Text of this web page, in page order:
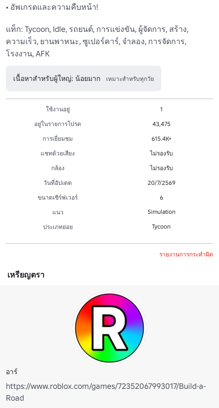
• อัพเกรดและความคืบหน้า!
แท็ก: Tycoon, Idle, รถยนต์, การแข่งขัน, ผู้จัดการ, สร้าง,
ความเร็ว, ยานพาหนะ, ซูเปอร์คาร์, จําลอง, การจัดการ,
โรงงาน, AFK
เนื้อหาสำหรับผู้ใหญ่: น้อยมาก เหมาะสำหรับทุกวัย
ใช้งานอยู่
1
อยู่ในรายการโปรด
43,475
การเยี่ยมชม
615.4K+
แชทด้วยเสียง
ไม่รองรับ
กล้อง
ไม่รองรับ
วันที่อัปเดต
20/7/2569
ขนาดเซิร์ฟเวอร์
6
แนว
Simulation
ประเภทย่อย Tycoon
รายงานการกระทำผิด
เหรียญตรา
อาร์
https://www.roblox.com/games/72352067993017/Build-a-
Road